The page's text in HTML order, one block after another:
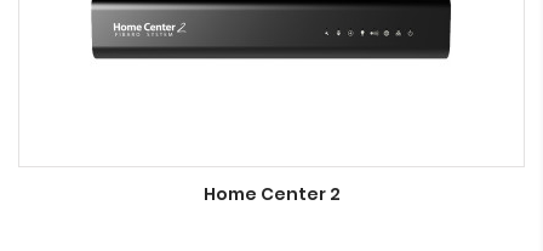
Home Center 2